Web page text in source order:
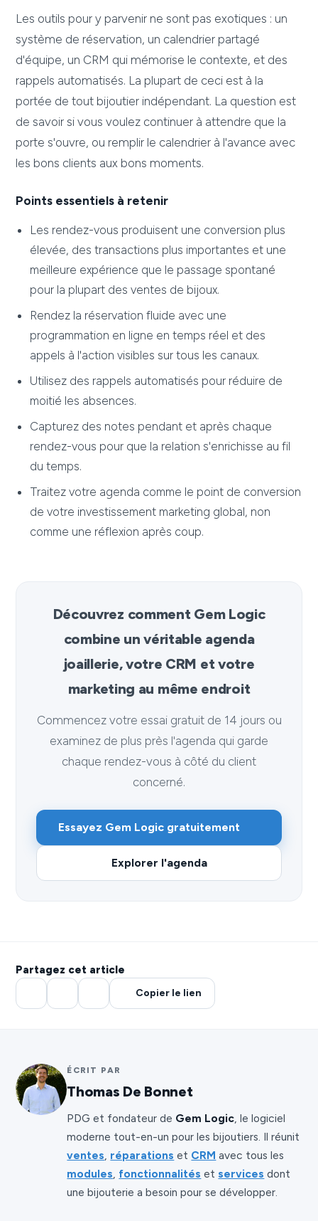
Les outils pour y parvenir ne sont pas exotiques : un
système de réservation, un calendrier partagé
d'équipe, un CRM qui mémorise le contexte, et des
rappels automatisés. La plupart de ceci est à la
portée de tout bijoutier indépendant. La question est
de savoir si vous voulez continuer à attendre que la
porte s'ouvre, ou remplir le calendrier à l'avance avec
les bons clients aux bons moments.
Points essentiels à retenir
Les rendez-vous produisent une conversion plus
élevée, des transactions plus importantes et une
meilleure expérience que le passage spontané
pour la plupart des ventes de bijoux.
Rendez la réservation fluide avec une
programmation en ligne en temps réel et des
appels à l'action visibles sur tous les canaux.
Utilisez des rappels automatisés pour réduire de
moitié les absences.
Capturez des notes pendant et après chaque
rendez-vous pour que la relation s'enrichisse au fil
du temps.
Traitez votre agenda comme le point de conversion
de votre investissement marketing global, non
comme une réflexion après coup.
Découvrez comment Gem Logic
combine un véritable agenda
joaillerie, votre CRM et votre
marketing au même endroit
Commencez votre essai gratuit de 14 jours ou
examinez de plus près l'agenda qui garde
chaque rendez-vous à côté du client
concerné.
Essayez Gem Logic gratuitement
Explorer l'agenda
Partagez cet article
Copier le lien
ÉCRIT PAR
Thomas De Bonnet
PDG et fondateur de Gem Logic, le logiciel
moderne tout-en-un pour les bijoutiers. Il réunit
ventes, réparations et CRM avec tous les
modules, fonctionnalités etservices dont
une bijouterie a besoin pour se développer.